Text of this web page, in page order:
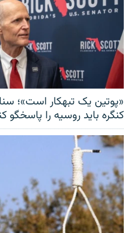
«پوتین یک تبهکار است»؛
کنگره باید روسیه را پاسخگو